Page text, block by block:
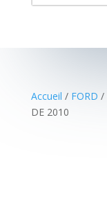
Accueil / FORD /
DE 2010